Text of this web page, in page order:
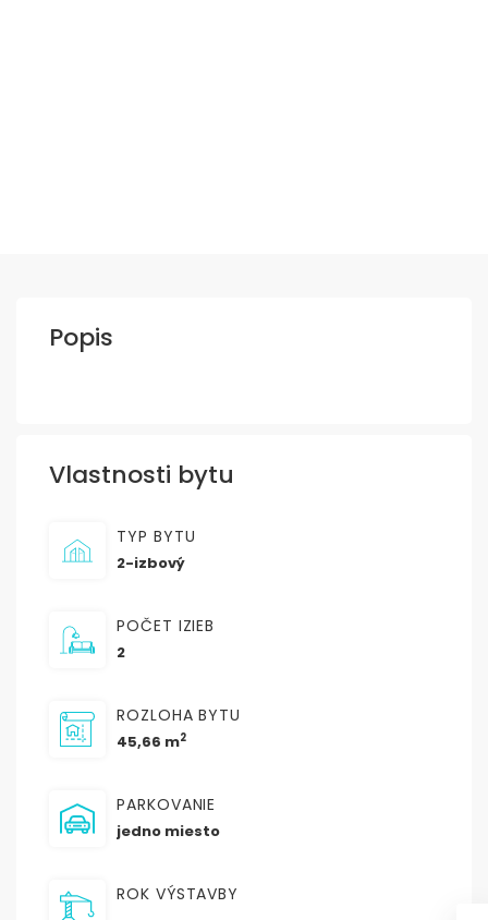
Popis
Vlastnosti bytu
TYP BYTU
2-izbový
POČET IZIEB
2
ROZLOHA BYTU
45,66 m2
PARKOVANIE
jedno miesto
ROK VÝSTAVBY